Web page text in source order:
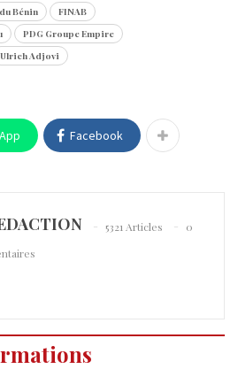
Bénin
FINAB
PDG Groupe Empire
Ulrich Adjovi
Facebook
5321 Articles
0